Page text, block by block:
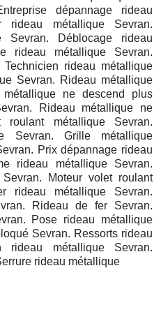
dépannage rideau
rideau métallique Sevran.
Sevran. Déblocage rideau
rideau métallique Sevran.
rideau métallique
Sevran. Rideau métallique
ne descend plus
Rideau métallique ne
métallique Sevran.
Sevran. Grille métallique
Prix dépannage rideau
rideau métallique Sevran.
Moteur volet roulant
rideau métallique Sevran.
Rideau de fer Sevran.
Pose rideau métallique
Sevran. Ressorts rideau
rideau métallique Sevran.
rideau métallique